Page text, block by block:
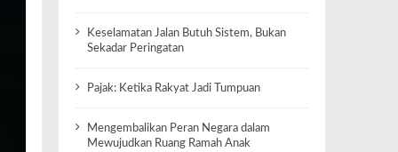
Keselamatan Jalan Butuh Sistem, Bukan
Sekadar Peringatan
Pajak: Ketika Rakyat Jadi Tumpuan
Mengembalikan Peran Negara dalam
Mewujudkan Ruang Ramah Anak